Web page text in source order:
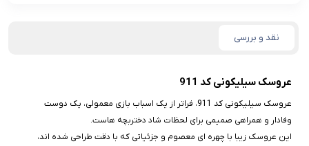
نقد و بررسی
عروسک سیلیکونی کد 911
عروسک سیلیکونی کد 911، فراتر از یک اسباب‌ بازی معمولی، یک دوست
وفادار و همراهی صمیمی برای لحظات شاد دختربچه‌ هاست.
این عروسک زیبا با چهره‌ ای معصوم و جزئیاتی که با دقت طراحی شده‌ اند،